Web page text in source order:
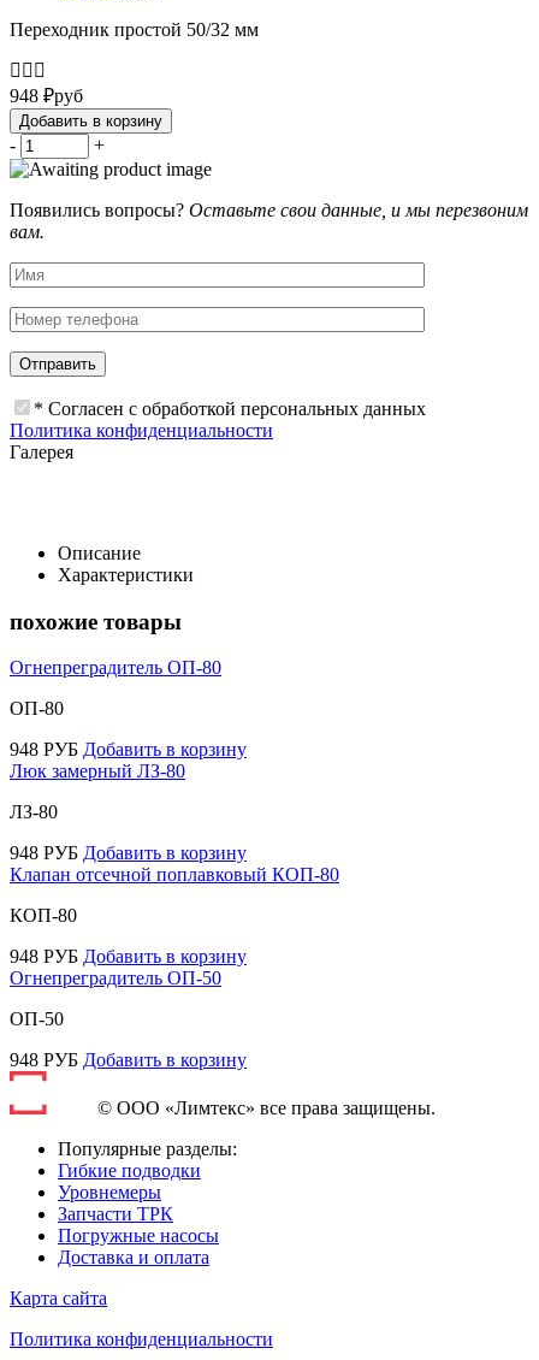
Переходник простой 50/32 мм
948 ₽руб
Добавить в корзину
- +
Появились вопросы? Оставьте свои данные, и мы перезвоним
вам.
* Согласен с обработкой персональных данных
Политика конфиденциальности
Галерея
Описание
Характеристики
похожие товары
Огнепреградитель ОП-80
ОП-80
948 РУБ Добавить в корзину
Люк замерный ЛЗ-80
ЛЗ-80
948 РУБ Добавить в корзину
Клапан отсечной поплавковый КОП-80
КОП-80
948 РУБ Добавить в корзину
Огнепреградитель ОП-50
ОП-50
948 РУБ Добавить в корзину
© ООО «Лимтекс» все права защищены.
Популярные разделы:
Гибкие подводки
Уровнемеры
Запчасти ТРК
Погружные насосы
Доставка и оплата
Карта сайта
Политика конфиденциальности